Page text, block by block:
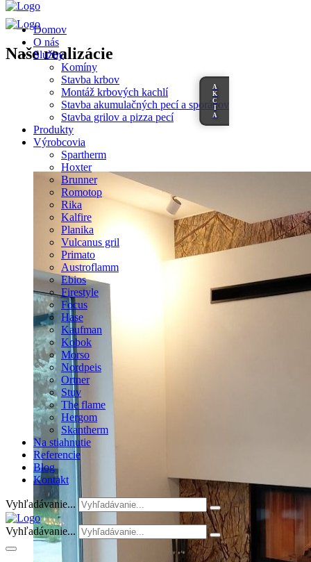
Domov
O nás
Služby
Komíny
Stavba krbov
Montáž krbových kachlí
Stavba akumulačných pecí a sporákov
Stavba grilov a pizza pecí
Produkty
Výrobcovia
Spartherm
Hoxter
Brunner
Romotop
Rika
Kalfire
Planika
Vulcanus gril
Primato
Austroflamm
Ebios
Firestyle
Focus
Hase
Kaufman
Kobok
Morso
Nordpeis
Ortner
Stuv
The flame
Hergom
Skantherm
Na stiahnutie
Referencie
Blog
Kontakt
Vyhľadávanie...
Vyhľadávanie...
A
K
C
I
A
Naše realizácie